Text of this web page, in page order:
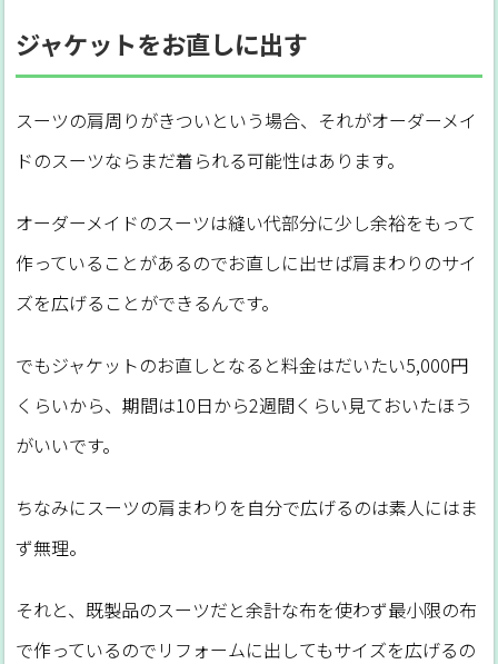
ジャケットをお直しに出す
スーツの肩周りがきついという場合、それがオーダーメイ
ドのスーツならまだ着られる可能性はあります。
オーダーメイドのスーツは縫い代部分に少し余裕をもって
作っていることがあるのでお直しに出せば肩まわりのサイ
ズを広げることができるんです。
でもジャケットのお直しとなると料金はだいたい5,000円
くらいから、期間は10日から2週間くらい見ておいたほう
がいいです。
ちなみにスーツの肩まわりを自分で広げるのは素人にはま
ず無理。
それと、既製品のスーツだと余計な布を使わず最小限の布
で作っているのでリフォームに出してもサイズを広げるの